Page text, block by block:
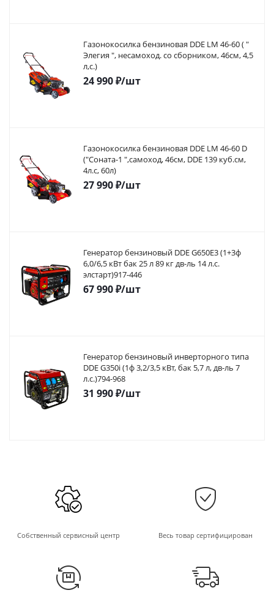
Газонокосилка бензиновая DDE LM 46-60 ( "
Элегия ", несамоход. со сборником, 46см, 4,5
л,с.)
24 990₽/шт
Газонокосилка бензиновая DDE LM 46-60 D
("Соната-1 ",самоход, 46cм, DDE 139 куб.см,
4л.с, 60л)
27 990₽/шт
Генератор бензиновый DDE G650E3 (1+3ф
6,0/6,5 кВт бак 25 л 89 кг дв-ль 14 л.с.
элстарт)917-446
67 990₽/шт
Генератор бензиновый инверторного типа
DDE G350i (1ф 3,2/3,5 кВт, бак 5,7 л, дв-ль 7
л.с.)794-968
31 990₽/шт
Собственный сервисный центр Весь товар сертифицирован